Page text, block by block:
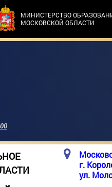
МИНИСТЕРСТВО
МОСКОВСКОЙ ОБЛАСТИ
г.
ул.